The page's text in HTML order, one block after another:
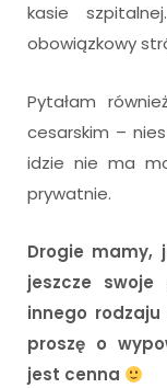
kasie
obowiązkowy
Pytałam
cesarskim –
idzie nie ma
prywatnie.
Drogie mamy,
jeszcze
innego
proszę o
jest cenna